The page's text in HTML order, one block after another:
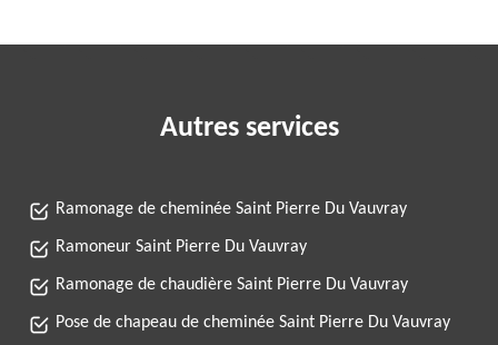
Autres services
Ramonage de cheminée Saint Pierre Du Vauvray
Ramoneur Saint Pierre Du Vauvray
Ramonage de chaudière Saint Pierre Du Vauvray
Pose de chapeau de cheminée Saint Pierre Du Vauvray